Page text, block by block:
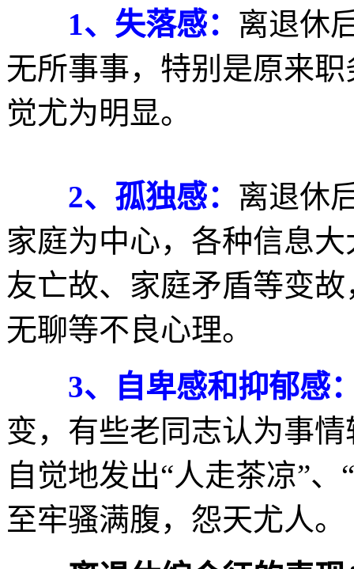
1、失落感： 离退休
无所事事，特别是原来
觉尤为明显。
2、孤独感： 离退休
家庭为中心，各种信息
友亡故、家庭矛盾等变
无聊等不良心理。
3、自卑感和抑郁感
变，有些老同志认为事
自觉地发出“人走茶凉”
至牢骚满腹，怨天尤人。